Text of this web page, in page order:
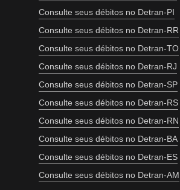
Consulte seus débitos no Detran-PI
Consulte seus débitos no Detran-RR
Consulte seus débitos no Detran-TO
Consulte seus débitos no Detran-RJ
Consulte seus débitos no Detran-SP
Consulte seus débitos no Detran-RS
Consulte seus débitos no Detran-RN
Consulte seus débitos no Detran-BA
Consulte seus débitos no Detran-ES
Consulte seus débitos no Detran-AM